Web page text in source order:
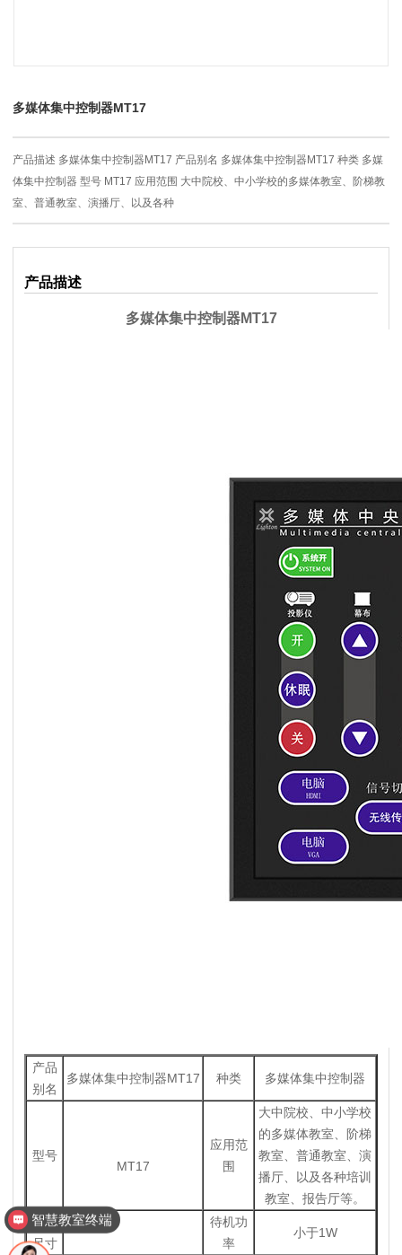
多媒体集中控制器MT17
产品描述 多媒体集中控制器MT17 产品别名 多媒体集中控制器MT17 种类 多媒
体集中控制器 型号 MT17 应用范围 大中院校、中小学校的多媒体教室、阶梯教
室、普通教室、演播厅、以及各种
产品描述
多媒体集中控制器MT17
产品
别名
多媒体集中控制器MT17 种类 多媒体集中控制器
型号
MT17
应用范
围
大中院校、中小学校
的多媒体教室、阶梯
教室、普通教室、演
播厅、以及各种培训
教室、报告厅等。
主机
尺寸
待机功
率
小于1W
智慧教室终端